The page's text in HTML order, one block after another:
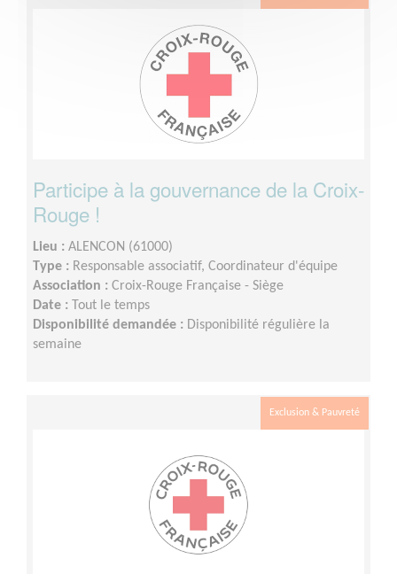
Participe à la gouvernance de la Croix-
Rouge !
Lieu : ALENCON (61000)
Type : Responsable associatif, Coordinateur d'équipe
Association : Croix-Rouge Française - Siège
Date : Tout le temps
Disponibilité demandée : Disponibilité régulière la
semaine
Exclusion & Pauvreté